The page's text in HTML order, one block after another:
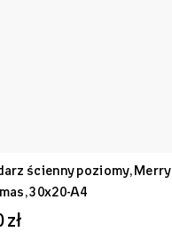
ścienny poziomy, Merry
30x20-A4
zł